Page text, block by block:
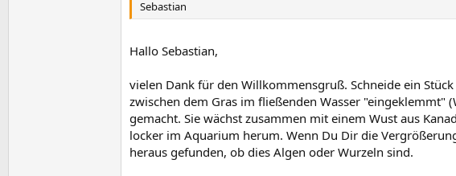
Sebastian
Hallo Sebastian,
vielen Dank für den Willkommensgruß. Schneide ein
zwischen dem Gras im fließenden Wasser "eingeklemmt"
gemacht. Sie wächst zusammen mit einem Wust aus
locker im Aquarium herum. Wenn Du Dir die
heraus gefunden, ob dies Algen oder Wurzeln sind.